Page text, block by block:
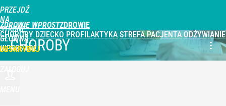
PRZEJDŹ
NA
STRONĘ
GŁÓWNĄ
WPROST.PL
ZDROWIE WPROST
CHOROBY DZIECKO PROFILAKTYKA STREFA PACJENTA ODŻYWIANIE
CHOROBY